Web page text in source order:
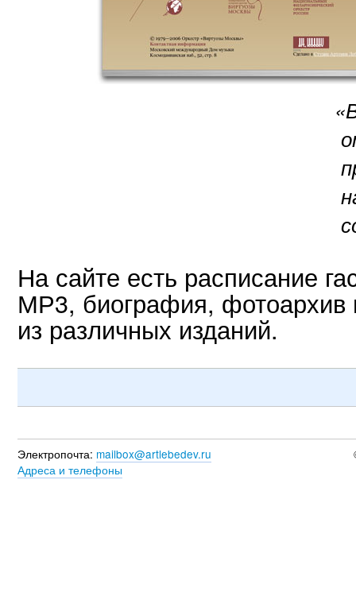
«
На сайте есть расписание
МР3, биография, фотоархив
из различных изданий.
Электропочта: mailbox@artlebedev.ru
Адреса и телефоны